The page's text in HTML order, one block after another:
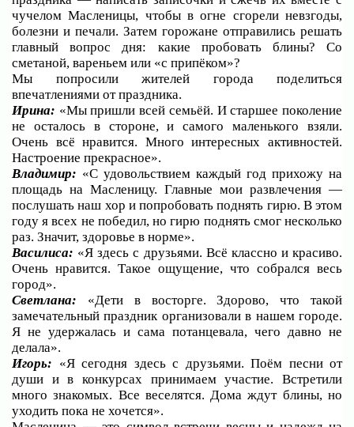
чучелом Масленицы, чтобы в огне сгорели невзгоды,
болезни и печали. Затем горожане отправились решать
главный вопрос дня: какие пробовать блины? Со
сметаной, вареньем или «с припёком»?
Мы попросили жителей города поделиться
впечатлениями от праздника.
Ирина: «Мы пришли всей семьёй. И старшее поколение
не осталось в стороне, и самого маленького взяли.
Очень всё нравится. Много интересных активностей.
Настроение прекрасное».
Владимир: «С удовольствием каждый год прихожу на
площадь на Масленицу. Главные мои развлечения —
послушать наш хор и попробовать поднять гирю. В этом
году я всех не победил, но гирю поднять смог несколько
раз. Значит, здоровье в норме».
Василиса: «Я здесь с друзьями. Всё классно и красиво.
Очень нравится. Такое ощущение, что собрался весь
город».
Светлана: «Дети в восторге. Здорово, что такой
замечательный праздник организовали в нашем городе.
Я не удержалась и сама потанцевала, чего давно не
делала».
Игорь: «Я сегодня здесь с друзьями. Поём песни от
души и в конкурсах принимаем участие. Встретили
много знакомых. Все веселятся. Дома ждут блины, но
уходить пока не хочется».